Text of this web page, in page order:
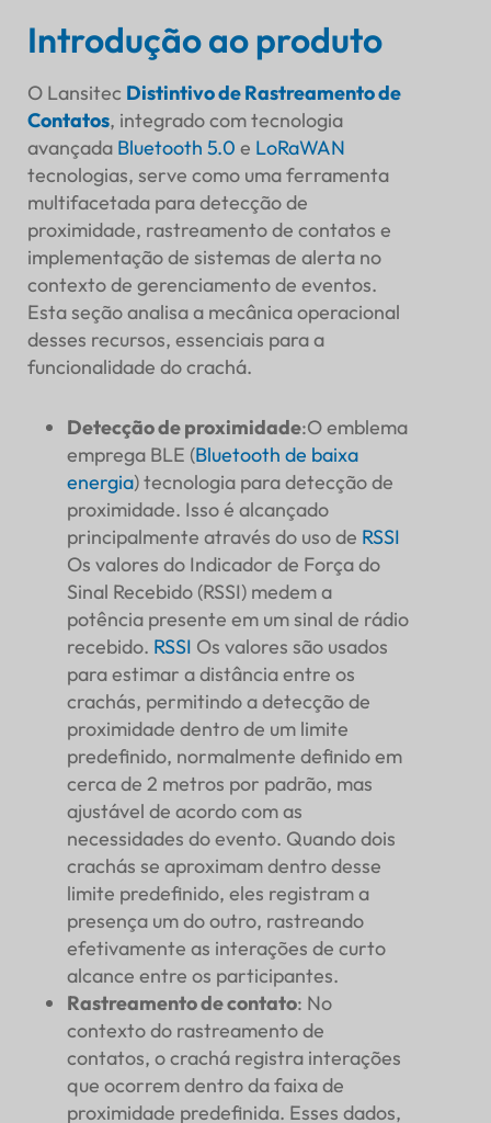
Introdução ao produto
O Lansitec Distintivo de Rastreamento de
Contatos, integrado com tecnologia
avançada Bluetooth 5.0 e LoRaWAN
tecnologias, serve como uma ferramenta
multifacetada para detecção de
proximidade, rastreamento de contatos e
implementação de sistemas de alerta no
contexto de gerenciamento de eventos.
Esta seção analisa a mecânica operacional
desses recursos, essenciais para a
funcionalidade do crachá.
Detecção de proximidade:O emblema
emprega BLE (Bluetooth de baixa
energia) tecnologia para detecção de
proximidade. Isso é alcançado
principalmente através do uso de RSSI
Os valores do Indicador de Força do
Sinal Recebido (RSSI) medem a
potência presente em um sinal de rádio
recebido. RSSI Os valores são usados
para estimar a distância entre os
crachás, permitindo a detecção de
proximidade dentro de um limite
predefinido, normalmente definido em
cerca de 2 metros por padrão, mas
ajustável de acordo com as
necessidades do evento. Quando dois
crachás se aproximam dentro desse
limite predefinido, eles registram a
presença um do outro, rastreando
efetivamente as interações de curto
alcance entre os participantes.
Rastreamento de contato: No
contexto do rastreamento de
contatos, o crachá registra interações
que ocorrem dentro da faixa de
proximidade predefinida. Esses dados,